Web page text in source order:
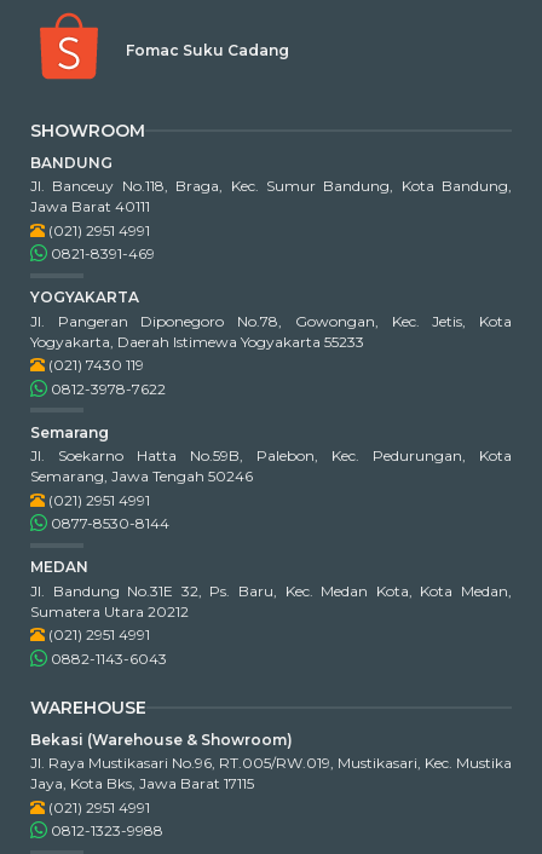
Fomac Suku Cadang
SHOWROOM
BANDUNG
Jl. Banceuy No.118, Braga, Kec. Sumur Bandung, Kota Bandung,
Jawa Barat 40111
(021) 2951 4991
0821-8391-469
YOGYAKARTA
Jl. Pangeran Diponegoro No.78, Gowongan, Kec. Jetis, Kota
Yogyakarta, Daerah Istimewa Yogyakarta 55233
(021) 7430 119
0812-3978-7622
Semarang
Jl. Soekarno Hatta No.59B, Palebon, Kec. Pedurungan, Kota
Semarang, Jawa Tengah 50246
(021) 2951 4991
0877-8530-8144
MEDAN
Jl. Bandung No.31E 32, Ps. Baru, Kec. Medan Kota, Kota Medan,
Sumatera Utara 20212
(021) 2951 4991
0882-1143-6043
WAREHOUSE
Bekasi (Warehouse & Showroom)
Jl. Raya Mustikasari No.96, RT.005/RW.019, Mustikasari, Kec. Mustika
Jaya, Kota Bks, Jawa Barat 17115
(021) 2951 4991
0812-1323-9988